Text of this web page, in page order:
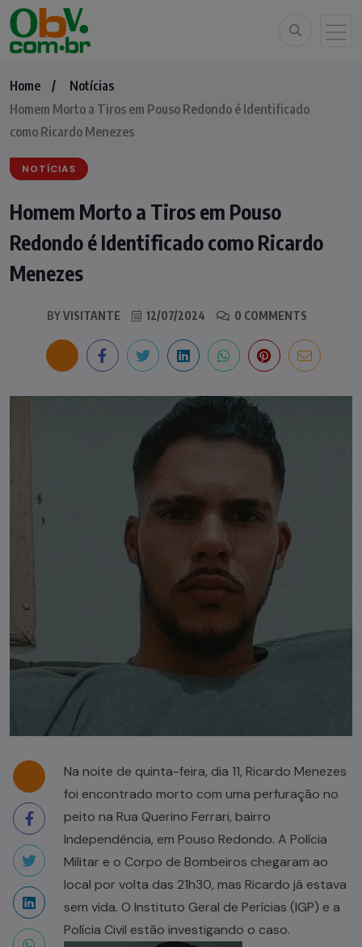
Home
Notícias
Homem Morto a Tiros em Pouso Redondo é Identificado
como Ricardo Menezes
NOTÍCIAS
Homem Morto a Tiros em Pouso
Redondo é Identificado como Ricardo
Menezes
BYVISITANTE 12/07/2024 0 COMMENTS
Na noite de quinta-feira, dia 11, Ricardo Menezes
foi encontrado morto com uma perfuração no
peito na Rua Querino Ferrari, bairro
Independência, em Pouso Redondo. A Polícia
Militar e o Corpo de Bombeiros chegaram ao
local por volta das 21h30, mas Ricardo já estava
sem vida. O Instituto Geral de Perícias (IGP) e a
Polícia Civil estão investigando o caso.